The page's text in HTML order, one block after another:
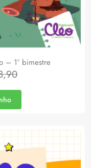
– 1° bimestre